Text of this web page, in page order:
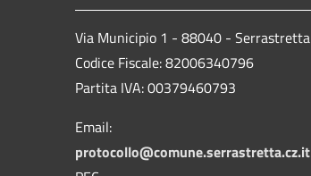
Via Municipio 1 - 88040 - Serrastretta
Codice Fiscale: 82006340796
Partita IVA: 00379460793
Email:
protocollo@comune.serrastretta.cz.it